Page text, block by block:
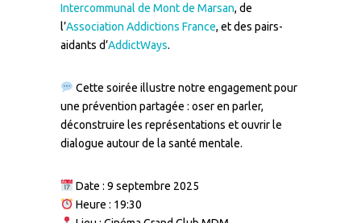
Intercommunal de Mont de Marsan, de
l’Association Addictions France, et des pairs-
aidants d’AddictWays.
Cette soirée illustre notre engagement pour
une prévention partagée : oser en parler,
déconstruire les représentations et ouvrir le
dialogue autour de la santé mentale.
Date : 9 septembre 2025
Heure : 19:30